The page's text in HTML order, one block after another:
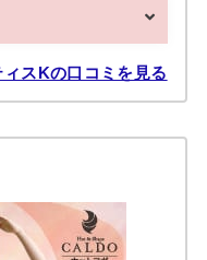
ィスKの口コミを見る